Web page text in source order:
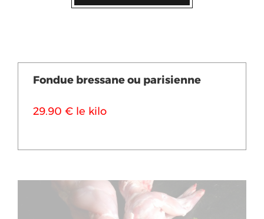
Fondue bressane ou parisienne
29.90 € le kilo